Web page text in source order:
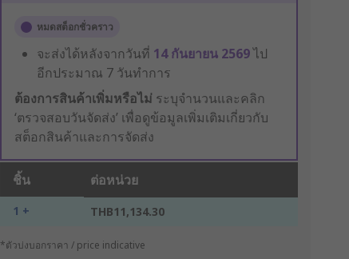
หมดสต็อกชั่วคราว
จะส่งได้หลังจากวันที่ 14 กันยายน 2569ไป
อีกประมาณ 7 วันทำการ
ต้องการสินค้าเพิ่มหรือไม่ ระบุจำนวนและคลิก
‘ตรวจสอบวันจัดส่ง’ เพื่อดูข้อมูลเพิ่มเติมเกี่ยวกับ
สต็อกสินค้าและการจัดส่ง
ชิ้น ต่อหน่วย
1 + THB11,134.30
*ตัวบ่งบอกราคา / price indicative